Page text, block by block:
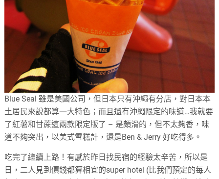
Blue Seal 雖是美國公司，但日本只有沖繩有分店，對日本本
土居民來說都算一大特色；而且還有沖繩限定的味道…我就要
了紅薯和甘蔗這兩款限定版了 – 是頗滑的，但不太夠香，味
道不夠突出，以美式雪糕計，還是Ben & Jerry 好吃得多。
吃完了繼續上路！有感於昨日找民宿的經驗太辛苦，所以是
日，二人見到價錢都算相宜的super hotel (比我們預定的每人